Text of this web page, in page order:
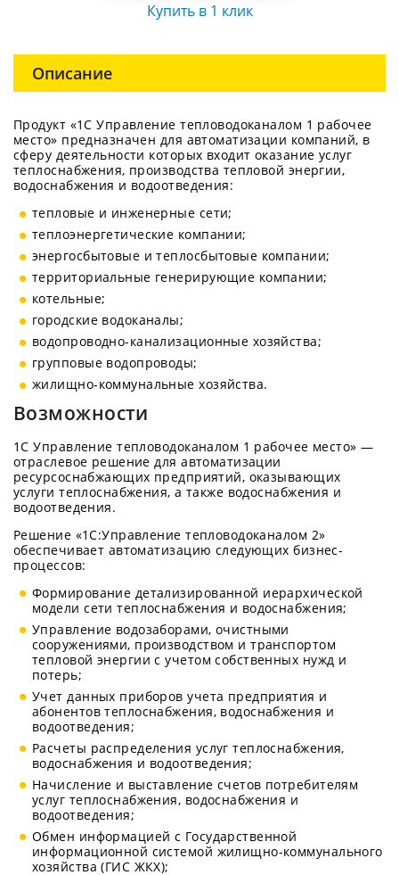
Купить в 1 клик
Описание
Продукт «1С Управление тепловодоканалом 1 рабочее
место» предназначен для автоматизации компаний, в
сферу деятельности которых входит оказание услуг
теплоснабжения, производства тепловой энергии,
водоснабжения и водоотведения:
тепловые и инженерные сети;
теплоэнергетические компании;
энергосбытовые и теплосбытовые компании;
территориальные генерирующие компании;
котельные;
городские водоканалы;
водопроводно-канализационные хозяйства;
групповые водопроводы;
жилищно-коммунальные хозяйства.
Возможности
1С Управление тепловодоканалом 1 рабочее место» —
отраслевое решение для автоматизации
ресурсоснабжающих предприятий, оказывающих
услуги теплоснабжения, а также водоснабжения и
водоотведения.
Решение «1С:Управление тепловодоканалом 2»
обеспечивает автоматизацию следующих бизнес-
процессов:
Формирование детализированной иерархической
модели сети теплоснабжения и водоснабжения;
Управление водозаборами, очистными
сооружениями, производством и транспортом
тепловой энергии с учетом собственных нужд и
потерь;
Учет данных приборов учета предприятия и
абонентов теплоснабжения, водоснабжения и
водоотведения;
Расчеты распределения услуг теплоснабжения,
водоснабжения и водоотведения;
Начисление и выставление счетов потребителям
услуг теплоснабжения, водоснабжения и
водоотведения;
Обмен информацией с Государственной
информационной системой жилищно-коммунального
хозяйства (ГИС ЖКХ);